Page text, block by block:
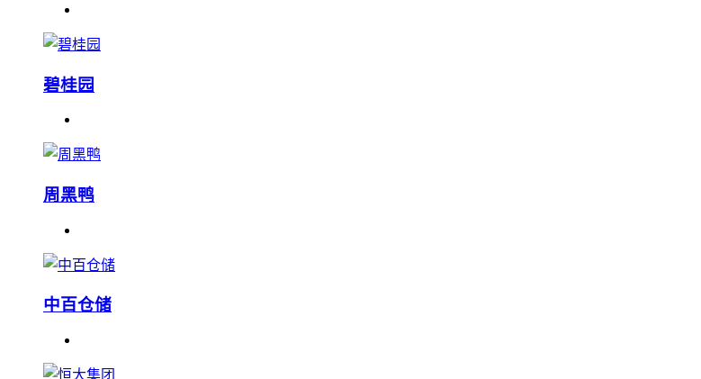
碧桂园
周黑鸭
中百仓储